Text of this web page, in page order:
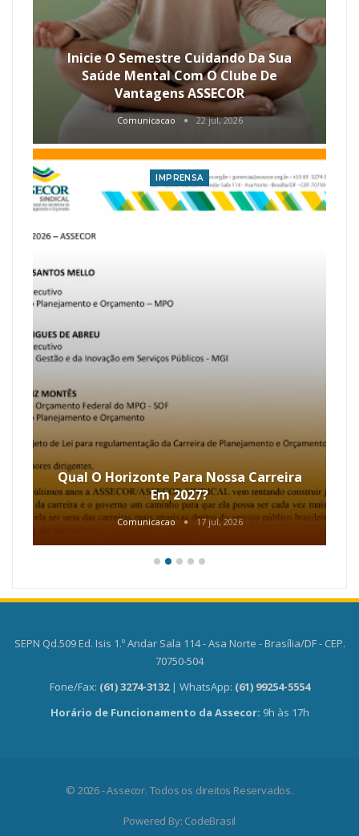
Inicie O Semestre Cuidando Da Sua
Saúde Mental Com O Clube De
Vantagens ASSECOR
Comunicacao 22 jul, 2026
IMPRENSA
Qual O Horizonte Para Nossa Carreira
Em 2027?
Comunicacao 17 jul, 2026
SEPN Qd.509 Ed. Isis 1.º Andar Sala 114 - Asa Norte - Brasília/DF - CEP.
70750-504
Fone/Fax: (61) 3274-3132 | WhatsApp: (61) 99254-5554
Horário de Funcionamento da Assecor: 9h às 17h
© 2026 - Assecor. Todos os direitos Reservados.
Powered By: CodeBrasil